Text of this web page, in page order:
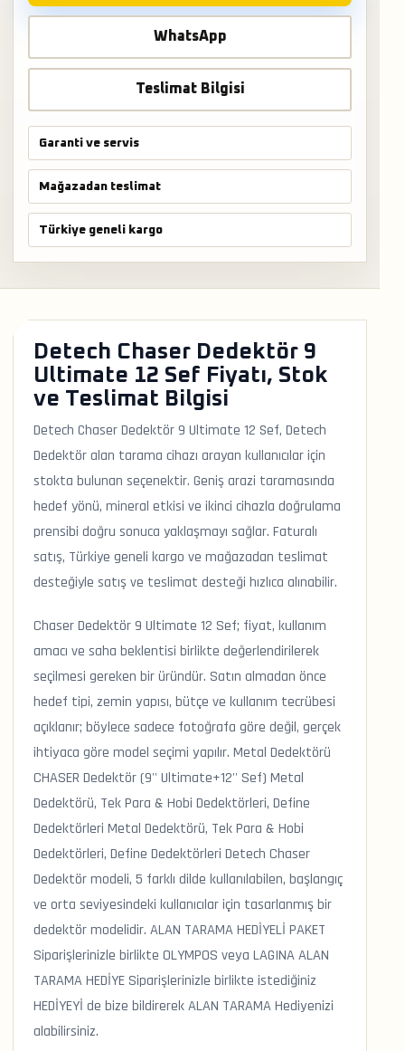
WhatsApp
Teslimat Bilgisi
Garanti ve servis
Mağazadan teslimat
Türkiye geneli kargo
Detech Chaser Dedektör 9
Ultimate 12 Sef Fiyatı, Stok
ve Teslimat Bilgisi
Detech Chaser Dedektör 9 Ultimate 12 Sef, Detech
Dedektör alan tarama cihazı arayan kullanıcılar için
stokta bulunan seçenektir. Geniş arazi taramasında
hedef yönü, mineral etkisi ve ikinci cihazla doğrulama
prensibi doğru sonuca yaklaşmayı sağlar. Faturalı
satış, Türkiye geneli kargo ve mağazadan teslimat
desteğiyle satış ve teslimat desteği hızlıca alınabilir.
Chaser Dedektör 9 Ultimate 12 Sef; fiyat, kullanım
amacı ve saha beklentisi birlikte değerlendirilerek
seçilmesi gereken bir üründür. Satın almadan önce
hedef tipi, zemin yapısı, bütçe ve kullanım tecrübesi
açıklanır; böylece sadece fotoğrafa göre değil, gerçek
ihtiyaca göre model seçimi yapılır. Metal Dedektörü
CHASER Dedektör (9'' Ultimate+12'' Sef) Metal
Dedektörü, Tek Para & Hobi Dedektörleri, Define
Dedektörleri Metal Dedektörü, Tek Para & Hobi
Dedektörleri, Define Dedektörleri Detech Chaser
Dedektör modeli, 5 farklı dilde kullanılabilen, başlangıç
ve orta seviyesindeki kullanıcılar için tasarlanmış bir
dedektör modelidir. ALAN TARAMA HEDİYELİ PAKET
Siparişlerinizle birlikte OLYMPOS veya LAGINA ALAN
TARAMA HEDİYE Siparişlerinizle birlikte istediğiniz
HEDİYEYİ de bize bildirerek ALAN TARAMA Hediyenizi
alabilirsiniz.